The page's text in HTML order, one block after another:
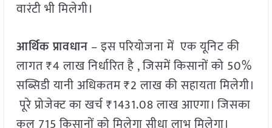
वारंटी भी मिलेगी।
आर्थिक प्रावधान – इस परियोजना में एक यूनिट की
लागत ₹4 लाख निर्धारित है , जिसमें किसानों को 50%
सब्सिडी यानी अधिकतम ₹2 लाख की सहायता मिलेगी।
पूरे प्रोजेक्ट का खर्च ₹1431.08 लाख आएगा। जिसका